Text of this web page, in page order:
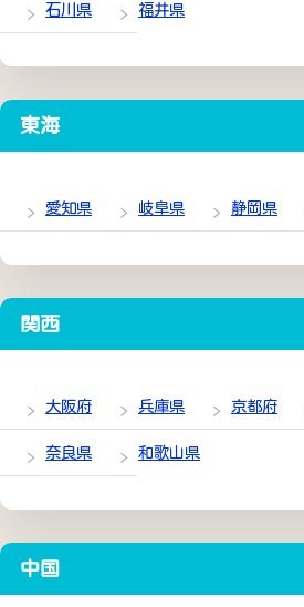
石川県 福井県
東海
愛知県 岐阜県 静岡県
関西
大阪府 兵庫県 京都府
奈良県 和歌山県
中国